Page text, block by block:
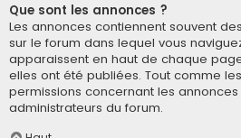
Que sont les annonces ?
Les annonces contiennent souvent
sur le forum dans lequel vous
apparaissent en haut de chaque
elles ont été publiées. Tout comme
permissions concernant les
administrateurs du forum.